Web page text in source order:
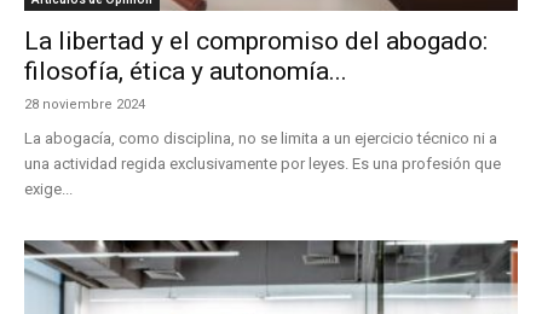
La libertad y el compromiso del abogado:
filosofía, ética y autonomía...
28 noviembre 2024
La abogacía, como disciplina, no se limita a un ejercicio técnico ni a
una actividad regida exclusivamente por leyes. Es una profesión que
exige...